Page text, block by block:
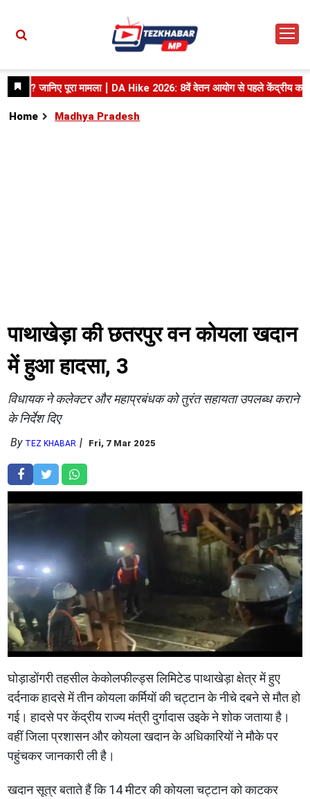
Home Madhya Pradesh
पाथाखेड़ा की छतरपुर वन कोयला खदान
में हुआ हादसा, 3
विधायक ने कलेक्टर और महाप्रबंधक को तुरंत सहायता उपलब्ध कराने
के निर्देश दिए
By TEZ KHABAR Fri, 7 Mar 2025
घोड़ाडोंगरी तहसील केकोलफील्ड्स लिमिटेड पाथाखेड़ा क्षेत्र में हुए
दर्दनाक हादसे में तीन कोयला कर्मियों की चट्टान के नीचे दबने से मौत हो
गई। हादसे पर केंद्रीय राज्य मंत्री दुर्गादास उइके ने शोक जताया है।
वहीं जिला प्रशासन और कोयला खदान के अधिकारियों ने मौके पर
पहुंचकर जानकारी ली है।
खदान सूत्र बताते हैं कि 14 मीटर की कोयला चट्टान को काटकर